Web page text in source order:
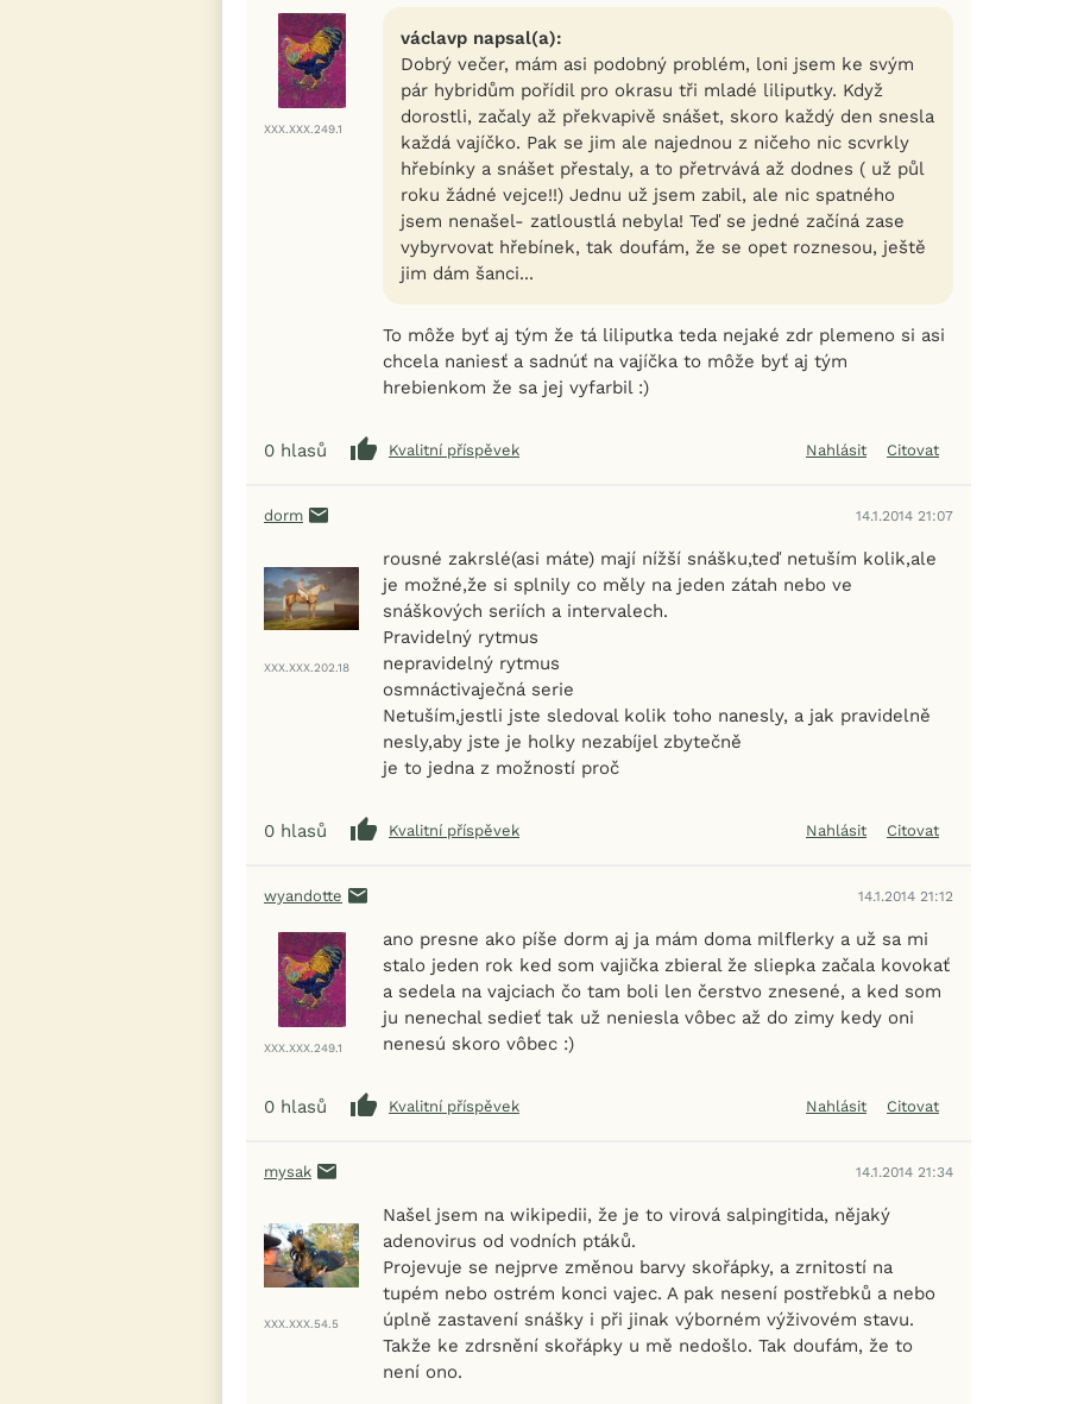
XXX.XXX.249.1
václavp napsal(a):
Dobrý večer, mám asi podobný problém, loni jsem ke svým
pár hybridům pořídil pro okrasu tři mladé liliputky. Když
dorostli, začaly až překvapivě snášet, skoro každý den snesla
každá vajíčko. Pak se jim ale najednou z ničeho nic scvrkly
hřebínky a snášet přestaly, a to přetrvává až dodnes ( už půl
roku žádné vejce!!) Jednu už jsem zabil, ale nic spatného
jsem nenašel- zatloustlá nebyla! Teď se jedné začíná zase
vybyrvovat hřebínek, tak doufám, že se opet roznesou, ještě
jim dám šanci...
To môže byť aj tým že tá liliputka teda nejaké zdr plemeno si asi
chcela naniesť a sadnúť na vajíčka to môže byť aj tým
hrebienkom že sa jej vyfarbil :)
0 hlasů Kvalitní příspěvek Nahlásit Citovat
dorm 14.1.2014 21:07
XXX.XXX.202.18
rousné zakrslé(asi máte) mají nížší snášku,teď netuším kolik,ale
je možné,že si splnily co měly na jeden zátah nebo ve
snáškových seriích a intervalech.
Pravidelný rytmus
nepravidelný rytmus
osmnáctivaječná serie
Netuším,jestli jste sledoval kolik toho nanesly, a jak pravidelně
nesly,aby jste je holky nezabíjel zbytečně
je to jedna z možností proč
0 hlasů Kvalitní příspěvek Nahlásit Citovat
wyandotte 14.1.2014 21:12
XXX.XXX.249.1
ano presne ako píše dorm aj ja mám doma milflerky a už sa mi
stalo jeden rok ked som vajička zbieral že sliepka začala kovokať
a sedela na vajciach čo tam boli len čerstvo znesené, a ked som
ju nenechal sedieť tak už neniesla vôbec až do zimy kedy oni
nenesú skoro vôbec :)
0 hlasů Kvalitní příspěvek Nahlásit Citovat
mysak 14.1.2014 21:34
XXX.XXX.54.5
Našel jsem na wikipedii, že je to virová salpingitida, nějaký
adenovirus od vodních ptáků.
Projevuje se nejprve změnou barvy skořápky, a zrnitostí na
tupém nebo ostrém konci vajec. A pak nesení postřebků a nebo
úplně zastavení snášky i při jinak výborném výživovém stavu.
Takže ke zdrsnění skořápky u mě nedošlo. Tak doufám, že to
není ono.